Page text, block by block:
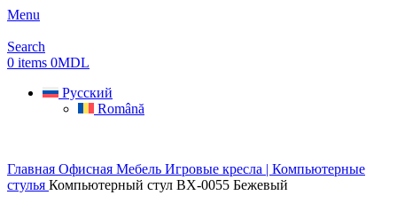
Menu
Search
0 items 0MDL
Русский
Română
Главная Офисная Мебель Игровые кресла | Компьютерные
стулья Компьютерный стул BX-0055 Бежевый